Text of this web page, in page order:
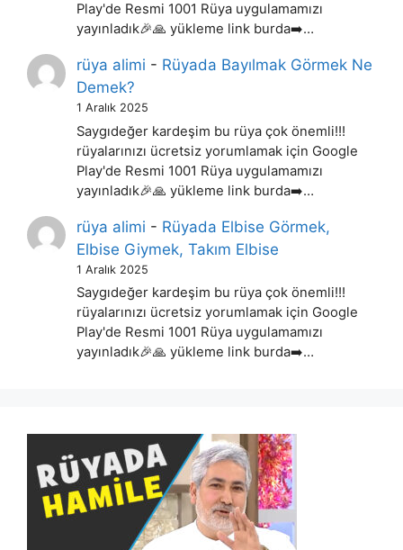
Play'de Resmi 1001 Rüya uygulamamızı
yayınladık🎉🙏 yükleme link burda➡️…
rüya alimi - Rüyada Bayılmak Görmek Ne
Demek?
1 Aralık 2025
Saygıdeğer kardeşim bu rüya çok önemli!!!
rüyalarınızı ücretsiz yorumlamak için Google
Play'de Resmi 1001 Rüya uygulamamızı
yayınladık🎉🙏 yükleme link burda➡️…
rüya alimi - Rüyada Elbise Görmek,
Elbise Giymek, Takım Elbise
1 Aralık 2025
Saygıdeğer kardeşim bu rüya çok önemli!!!
rüyalarınızı ücretsiz yorumlamak için Google
Play'de Resmi 1001 Rüya uygulamamızı
yayınladık🎉🙏 yükleme link burda➡️…